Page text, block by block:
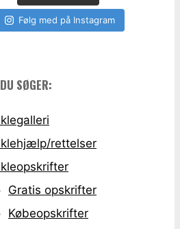
Følg med på Instagram
SØGER:
rettelser
Gratis opskrifter
Købeopskrifter